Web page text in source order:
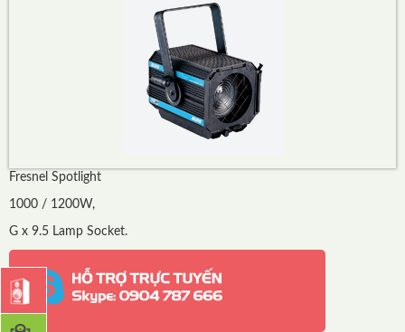
Fresnel Spotlight
1000 / 1200W,
G x 9.5 Lamp Socket.